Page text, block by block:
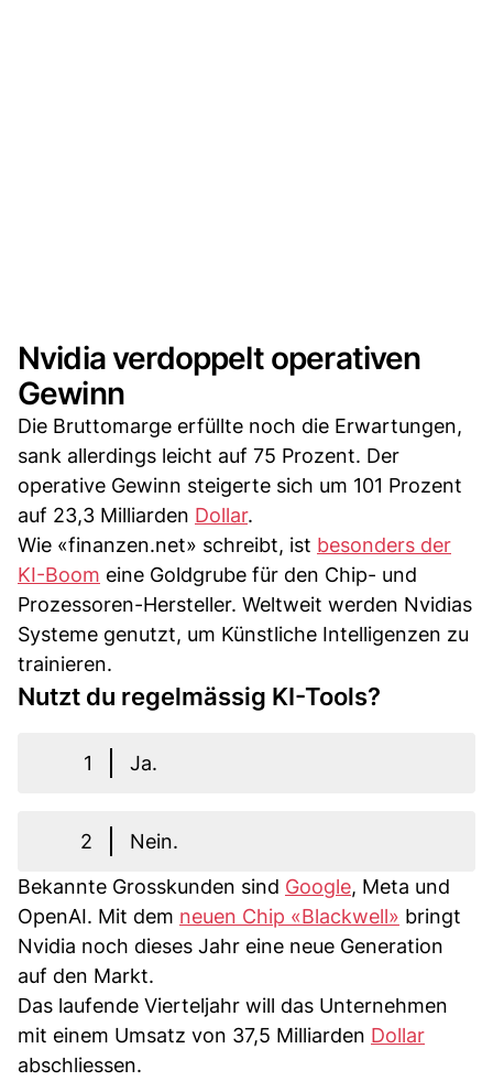
Nvidia verdoppelt operativen
Gewinn
Die Bruttomarge erfüllte noch die Erwartungen,
sank allerdings leicht auf 75 Prozent. Der
operative Gewinn steigerte sich um 101 Prozent
auf 23,3 Milliarden Dollar.
Wie «finanzen.net» schreibt, ist besonders der
KI-Boom eine Goldgrube für den Chip- und
Prozessoren-Hersteller. Weltweit werden Nvidias
Systeme genutzt, um Künstliche Intelligenzen zu
trainieren.
Nutzt du regelmässig KI-Tools?
1 Ja.
2
Nein.
Bekannte Grosskunden sind Google, Meta und
OpenAI. Mit dem neuen Chip «Blackwell» bringt
Nvidia noch dieses Jahr eine neue Generation
auf den Markt.
Das laufende Vierteljahr will das Unternehmen
mit einem Umsatz von 37,5 Milliarden Dollar
abschliessen.